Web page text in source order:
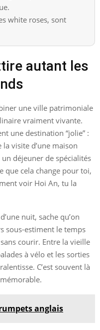
white roses, sont
autant les
une ville patrimoniale
vraiment vivante.
une destination “jolie” :
la visite d’une maison
déjeuner de spécialités
que cela change pour toi,
voir Hoi An, tu la
nuit, sache qu’on
sous-estiment le temps
courir. Entre la vieille
à vélo et les sorties
C’est souvent là
anglais